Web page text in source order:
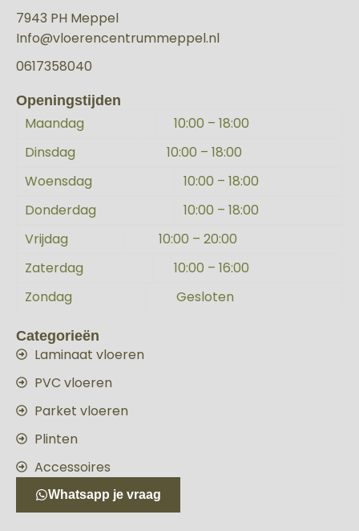
7943 PH Meppel
Info@vloerencentrummeppel.nl
0617358040
Openingstijden
Maandag
10:00 – 18:00
Dinsdag
10:00 – 18:00
Woensdag
10:00 – 18:00
Donderdag
10:00 – 18:00
Vrijdag
10:00 – 20:00
Zaterdag
10:00 – 16:00
Zondag
Gesloten
Categorieën
Laminaat vloeren
PVC vloeren
Parket vloeren
Plinten
Accessoires
Whatsapp je vraag